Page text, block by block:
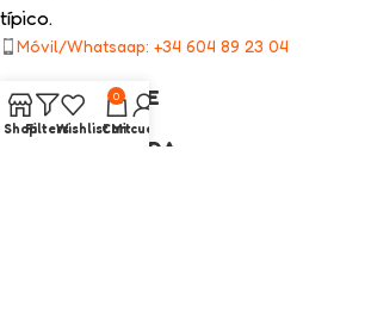
típico.
Móvil/Whatsaap: +34 604 89 23 04
TIPS PATO BLUE
NUESTRA TIENDA
ShopFiltersWishlist
0
Cart
Mi cuenta